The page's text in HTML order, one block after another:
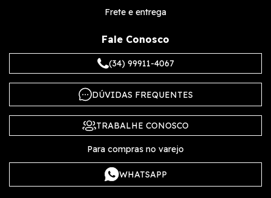
Frete e entrega
Fale Conosco
(34) 99911-4067
DÚVIDAS FREQUENTES
TRABALHE CONOSCO
Para compras no varejo
WHATSAPP